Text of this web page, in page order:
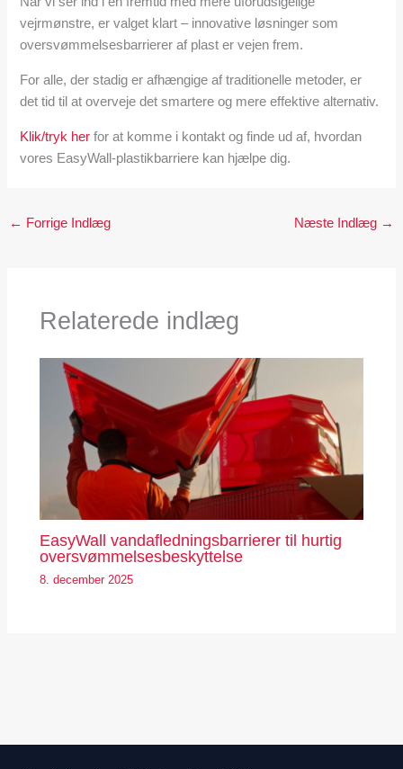
vejrmønstre, er valget klart – innovative løsninger som
oversvømmelsesbarrierer af plast er vejen frem.
For alle, der stadig er afhængige af traditionelle metoder, er
det tid til at overveje det smartere og mere effektive alternativ.
Klik/tryk her for at komme i kontakt og finde ud af, hvordan
vores EasyWall-plastikbarriere kan hjælpe dig.
← Forrige Indlæg Næste Indlæg →
Relaterede indlæg
EasyWall vandafledningsbarrierer til hurtig
oversvømmelsesbeskyttelse
8. december 2025